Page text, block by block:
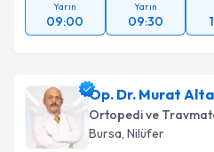
Yarın
09:00
Yarın
09:30
Op. Dr. Murat
Ortopedi ve
Bursa, Nilüfer